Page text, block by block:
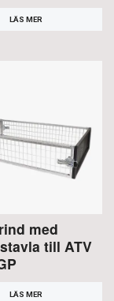
LÄS MER
med
till ATV
LÄS MER